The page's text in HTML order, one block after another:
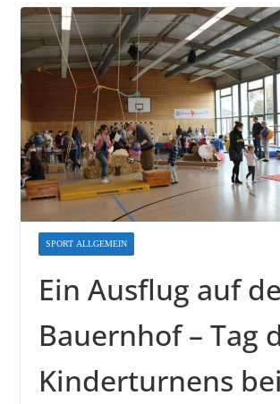
SPORT ALLGEMEIN
Ein Ausflug auf
Bauernhof – Tag
Kinderturnens